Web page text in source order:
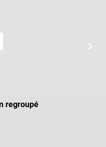
regroupé